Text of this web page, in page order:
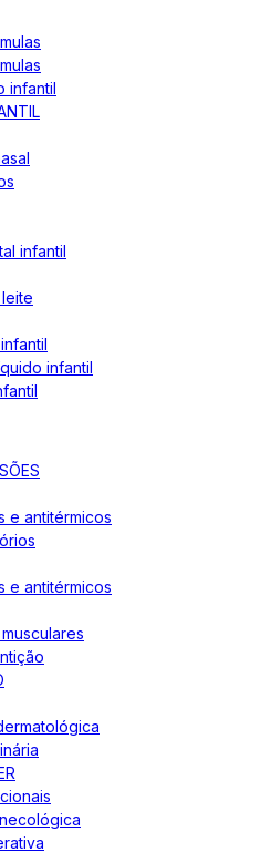
infantil
infantil
infantil
e antitérmicos
e antitérmicos